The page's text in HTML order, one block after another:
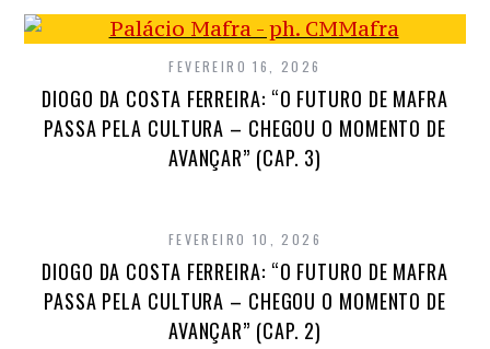
FEVEREIRO 16, 2026
DIOGO DA COSTA FERREIRA: “O FUTURO DE MAFRA
PASSA PELA CULTURA – CHEGOU O MOMENTO DE
AVANÇAR” (CAP. 3)
FEVEREIRO 10, 2026
DIOGO DA COSTA FERREIRA: “O FUTURO DE MAFRA
PASSA PELA CULTURA – CHEGOU O MOMENTO DE
AVANÇAR” (CAP. 2)